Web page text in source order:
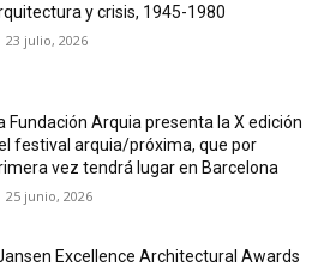
y crisis, 1945-1980
23 julio, 2026
Fundación Arquia presenta la X edición
festival arquia/próxima, que por
vez tendrá lugar en Barcelona
25 junio, 2026
Jansen Excellence Architectural Awards